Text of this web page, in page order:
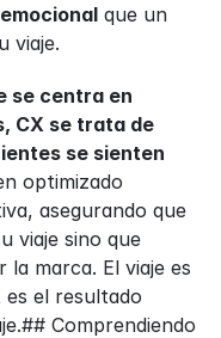
que un
viaje.
se centra en
CX se trata de
se sienten
optimizado
asegurando que
viaje sino que
marca. El viaje es
es el resultado
Comprendiendo